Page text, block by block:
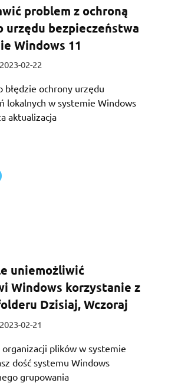
problem z ochroną
urzędu bezpieczeństwa
Windows 11
2023-02-22
błędzie ochrony urzędu
lokalnych w systemie Windows
aktualizacja
uniemożliwić
Windows korzystanie z
Dzisiaj, Wczoraj
2023-02-21
organizacji plików w systemie
dość systemu Windows
grupowania